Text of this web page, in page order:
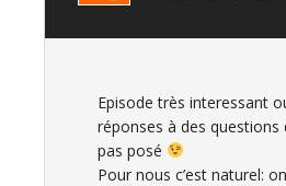
Episode très interessant
réponses à des questions
pas posé
Pour nous c’est naturel: